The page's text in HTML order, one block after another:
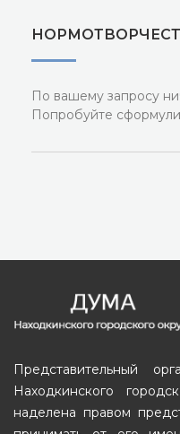
По вашему запросу
Попробуйте
Представительный
Находкинского
наделена правом